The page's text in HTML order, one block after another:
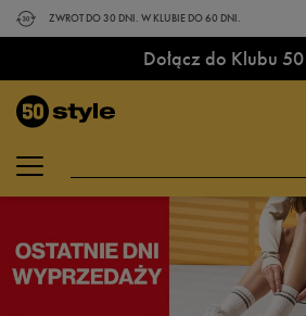
ZWROT DO 30 DNI. W KLUBIE DO 60 DNI.
Dołącz do Klubu